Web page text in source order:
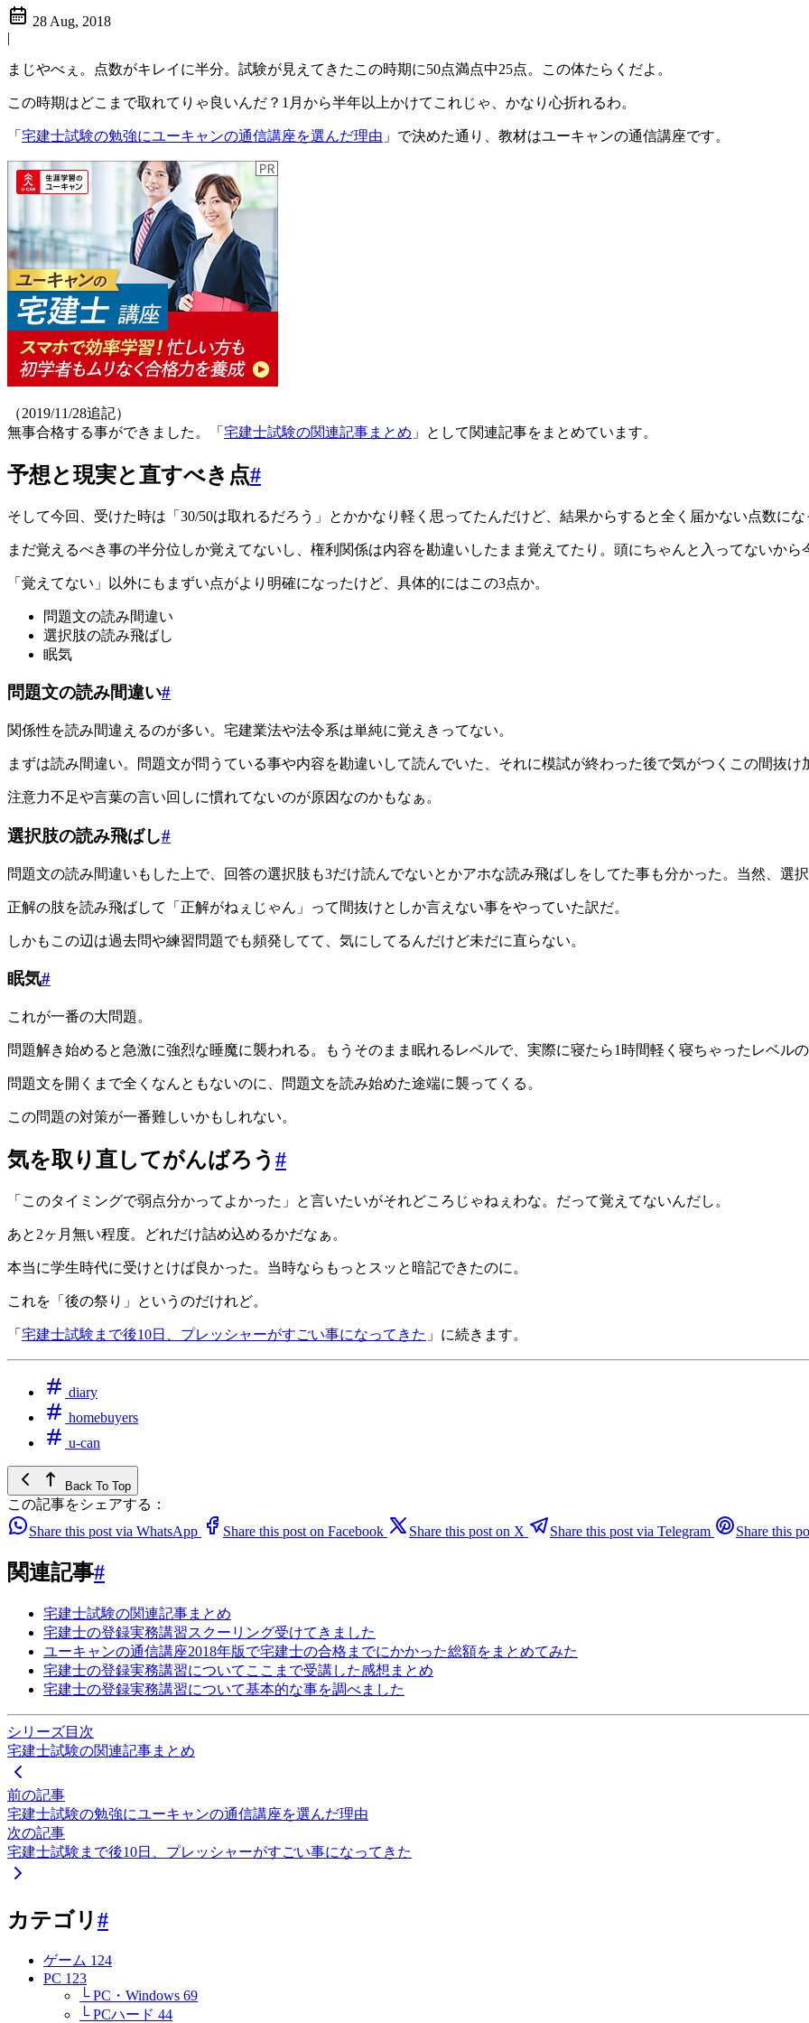
28 Aug, 2018
|
まじやべぇ。点数がキレイに半分。試験が見えてきたこの時期に50点満点中25点。この体たらくだよ。
この時期はどこまで取れてりゃ良いんだ？1月から半年以上かけてこれじゃ、かなり心折れるわ。
「 宅建士試験の勉強にユーキャンの通信講座を選んだ理由 」で決めた通り、教材はユーキャンの通信講座です。
（2019/11/28追記）
無事合格する事ができました。「 宅建士試験の関連記事まとめ 」として関連記事をまとめています。
予想と現実と直すべき点#
そして今回、受けた時は「30/50は取れるだろう」とかかなり軽く思ってたんだけど、結果からすると全く届かない点数にな
まだ覚えるべき事の半分位しか覚えてないし、権利関係は内容を勘違いしたまま覚えてたり。頭にちゃんと入ってないから
「覚えてない」以外にもまずい点がより明確になったけど、具体的にはこの3点か。
問題文の読み間違い
選択肢の読み飛ばし
眠気
問題文の読み間違い#
関係性を読み間違えるのが多い。宅建業法や法令系は単純に覚えきってない。
まずは読み間違い。問題文が問うている事や内容を勘違いして読んでいた、それに模試が終わった後で気がつくこの間抜け
注意力不足や言葉の言い回しに慣れてないのが原因なのかもなぁ。
選択肢の読み飛ばし#
問題文の読み間違いもした上で、回答の選択肢も3だけ読んでないとかアホな読み飛ばしをしてた事も分かった。当然、選
正解の肢を読み飛ばして「正解がねぇじゃん」って間抜けとしか言えない事をやっていた訳だ。
しかもこの辺は過去問や練習問題でも頻発してて、気にしてるんだけど未だに直らない。
眠気#
これが一番の大問題。
問題解き始めると急激に強烈な睡魔に襲われる。もうそのまま眠れるレベルで、実際に寝たら1時間軽く寝ちゃったレベルの
問題文を開くまで全くなんともないのに、問題文を読み始めた途端に襲ってくる。
この問題の対策が一番難しいかもしれない。
気を取り直してがんばろう #
「このタイミングで弱点分かってよかった」と言いたいがそれどころじゃねぇわな。だって覚えてないんだし。
あと2ヶ月無い程度。どれだけ詰め込めるかだなぁ。
本当に学生時代に受けとけば良かった。当時ならもっとスッと暗記できたのに。
これを「後の祭り」というのだけれど。
「 宅建士試験まで後10日、プレッシャーがすごい事になってきた 」に続きます。
diary
homebuyers
u-can
Back To Top
この記事をシェアする：
Share this post via WhatsApp
Share this post on Facebook Share this post on X Share this post via Telegram Share this
関連記事#
宅建士試験の関連記事まとめ
宅建士の登録実務講習スクーリング受けてきました
ユーキャンの通信講座2018年版で宅建士の合格までにかかった総額をまとめてみた
宅建士の登録実務講習についてここまで受講した感想まとめ
宅建士の登録実務講習について基本的な事を調べました
シリーズ目次
宅建士試験の関連記事まとめ
前の記事
宅建士試験の勉強にユーキャンの通信講座を選んだ理由
次の記事
宅建士試験まで後10日、プレッシャーがすごい事になってきた
カテゴリ #
ゲーム 124
PC 123
└ PC・Windows 69
└ PCハード 44